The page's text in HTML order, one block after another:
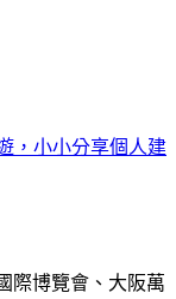
，小小分享個人建
際博覽會、大阪萬